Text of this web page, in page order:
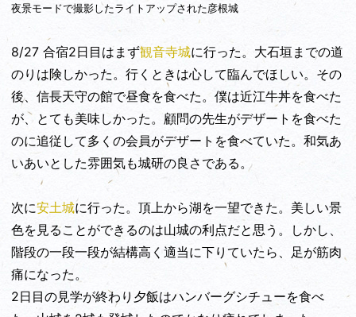
夜景モードで撮影したライトアップされた彦根城
8/27 合宿2日目はまず観音寺城に行った。大石垣までの道
のりは険しかった。行くときは心して臨んでほしい。その
後、信長天守の館で昼食を食べた。僕は近江牛丼を食べた
が、とても美味しかった。顧問の先生がデザートを食べた
のに追従して多くの会員がデザートを食べていた。和気あ
いあいとした雰囲気も城研の良さである。
次に安土城に行った。頂上から湖を一望できた。美しい景
色を見ることができるのは山城の利点だと思う。しかし、
階段の一段一段が結構高く適当に下りていたら、足が筋肉
痛になった。
2日目の見学が終わり夕飯はハンバーグシチューを食べ